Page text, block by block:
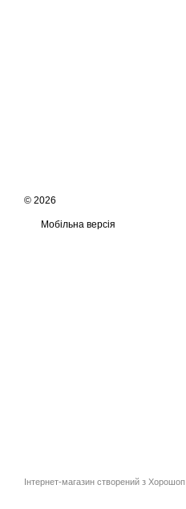
© 2026
Мобільна версія
Інтернет-магазин створений з Хорошоп